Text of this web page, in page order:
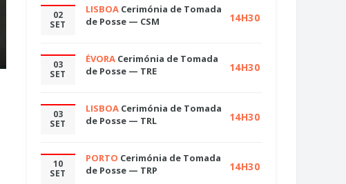
02
SET
LISBOA Cerimónia de Tomada
de Posse — CSM
14H30
03
SET
ÉVORA Cerimónia de Tomada
de Posse — TRE
14H30
03
SET
LISBOA Cerimónia de Tomada
de Posse — TRL
14H30
10
SET
PORTO Cerimónia de Tomada
de Posse — TRP
14H30